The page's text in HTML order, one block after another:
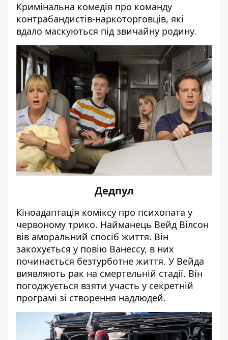
Кримінальна комедія про команду
контрабандистів-наркоторговців, які
вдало маскуються під звичайну родину.
Дедпул
Кіноадаптація коміксу про психопата у
червоному трико. Найманець Вейд Вілсон
вів аморальний спосіб життя. Він
закохується у повію Ванессу, в них
починається безтурботне життя. У Вейда
виявляють рак на смертельній стадії. Він
погоджується взяти участь у секретній
програмі зі створення надлюдей.